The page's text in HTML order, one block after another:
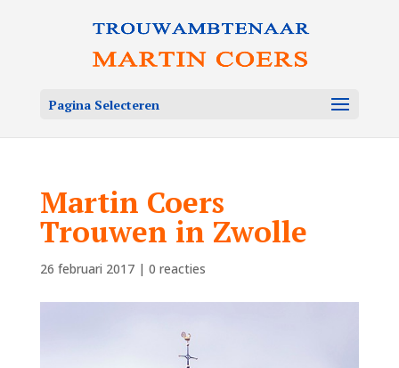
Pagina Selecteren
Martin Coers
Trouwen in Zwolle
26 februari 2017| 0 reacties